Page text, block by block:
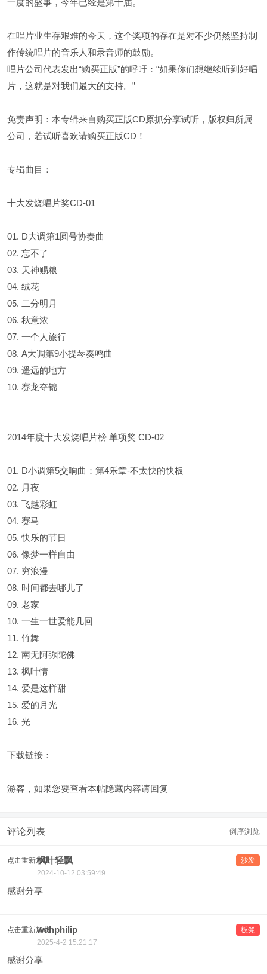
一度的盛事，今年已经是第十届。
在唱片业生存艰难的今天，这个奖项的存在是对不少仍然坚持制
作传统唱片的音乐人和录音师的鼓励。
唱片公司代表发出“购买正版”的呼吁：“如果你们想继续听到好唱
片，这就是对我们最大的支持。”
免责声明：本专辑来自购买正版CD原抓分享试听，版权归所属
公司，若试听喜欢请购买正版CD！
专辑曲目：
十大发烧唱片奖CD-01
01. D大调第1圆号协奏曲
02. 忘不了
03. 天神赐粮
04. 绒花
05. 二分明月
06. 秋意浓
07. 一个人旅行
08. A大调第9小提琴奏鸣曲
09. 遥远的地方
10. 赛龙夺锦
2014年度十大发烧唱片榜 单项奖 CD-02
01. D小调第5交响曲：第4乐章-不太快的快板
02. 月夜
03. 飞越彩虹
04. 赛马
05. 快乐的节日
06. 像梦一样自由
07. 穷浪漫
08. 时间都去哪儿了
09. 老家
10. 一生一世爱能几回
11. 竹舞
12. 南无阿弥陀佛
13. 枫叶情
14. 爱是这样甜
15. 爱的月光
16. 光
下载链接：
游客，如果您要查看本帖隐藏内容请回复
评论列表 倒序浏览
点击重新加载 沙发
枫叶轻飘
2024-10-12 03:59:49
感谢分享
点击重新加载 板凳
wahphilip
2025-4-2 15:21:17
感谢分享